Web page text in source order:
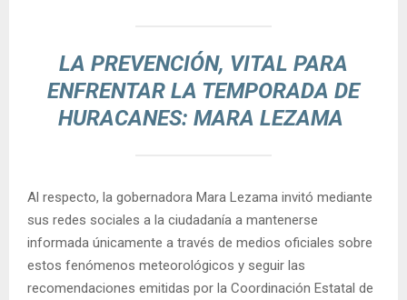
LA PREVENCIÓN, VITAL PARA
ENFRENTAR LA TEMPORADA DE
HURACANES: MARA LEZAMA
Al respecto, la gobernadora Mara Lezama invitó mediante
sus redes sociales a la ciudadanía a mantenerse
informada únicamente a través de medios oficiales sobre
estos fenómenos meteorológicos y seguir las
recomendaciones emitidas por la Coordinación Estatal de